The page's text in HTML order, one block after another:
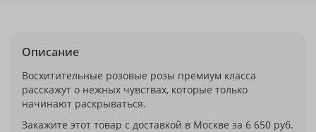
Описание
Восхитительные розовые розы премиум класса
расскажут о нежных чувствах, которые только
начинают раскрываться.
Закажите этот товар с доставкой в Москве за 6 650 руб.